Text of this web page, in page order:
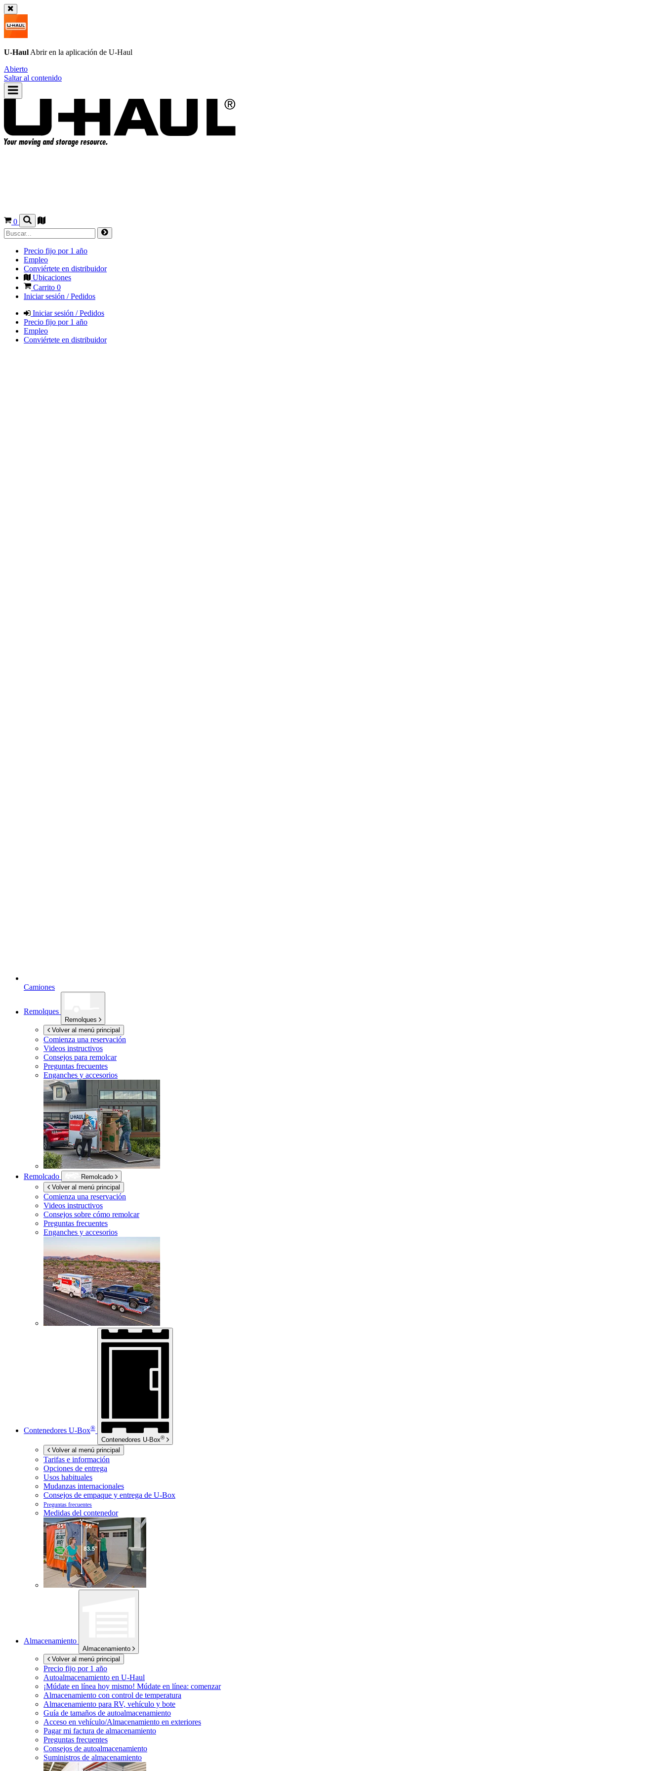
U-Haul Abrir en la aplicación de U-Haul
Abierto
Saltar al contenido
0
Precio fijo por 1 año
Empleo
Conviértete en distribuidor
Ubicaciones
Carrito 0
Iniciar sesión / Pedidos
Iniciar sesión / Pedidos
Precio fijo por 1 año
Empleo
Conviértete en distribuidor
Camiones
Remolques
Remolques
Volver al menú principal
Comienza una reservación
Videos instructivos
Consejos para remolcar
Preguntas frecuentes
Enganches y accesorios
Remolcado
Remolcado
Volver al menú principal
Comienza una reservación
Videos instructivos
Consejos sobre cómo remolcar
Preguntas frecuentes
Enganches y accesorios
Contenedores U-Box®
Contenedores U-Box®
Volver al menú principal
Tarifas e información
Opciones de entrega
Usos habituales
Mudanzas internacionales
Consejos de empaque y entrega de U-Box
Preguntas frecuentes
Medidas del contenedor
Almacenamiento
Almacenamiento
Volver al menú principal
Precio fijo por 1 año
Autoalmacenamiento en U-Haul
¡Múdate en línea hoy mismo! Múdate en línea: comenzar
Almacenamiento con control de temperatura
Almacenamiento para RV, vehículo y bote
Guía de tamaños de autoalmacenamiento
Acceso en vehículo/Almacenamiento en exteriores
Pagar mi factura de almacenamiento
Preguntas frecuentes
Consejos de autoalmacenamiento
Suministros de almacenamiento